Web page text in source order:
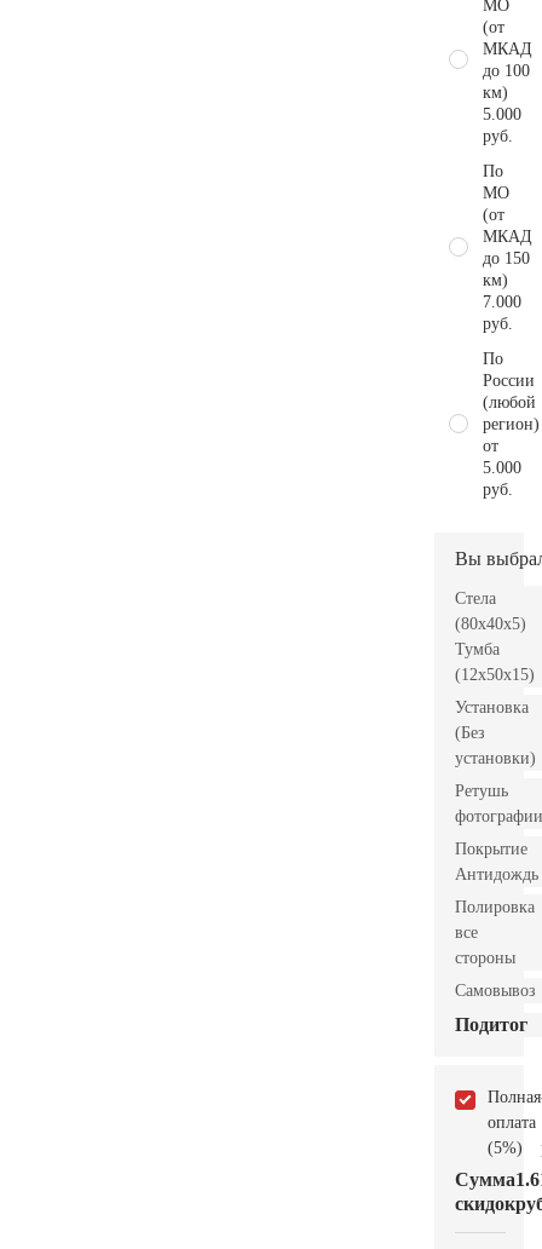
МО
(от
МКАД
до 100
км)
5.000
руб.
По
МО
(от
МКАД
до 150
км)
7.000
руб.
По
России
(любой
регион)
от
5.000
руб.
Вы
Стела
(80x40x5)
Тумба
(12x50x15)
Установка
(Без
установки)
Ретушь
фотографии
Покрытие
Антидождь
Полировка
все
стороны
Самовывоз
Подитог
Полная
оплата
(5%)
Сумма
скидок